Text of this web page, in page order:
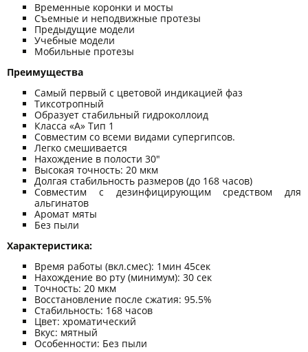
Временные коронки и мосты
Съемные и неподвижные протезы
Предыдущие модели
Учебные модели
Мобильные протезы
Преимущества
Самый первый с цветовой индикацией фаз
Тиксотропный
Образует стабильный гидроколлоид
Класса «А» Тип 1
Совместим со всеми видами супергипсов.
Легко смешивается
Нахождение в полости 30"
Высокая точность: 20 мкм
Долгая стабильность размеров (до 168 часов)
Совместим с дезинфицирующим средством для
альгинатов
Аромат мяты
Без пыли
Характеристика:
Время работы (вкл.смес): 1мин 45сек
Нахождение во рту (минимум): 30 сек
Точность: 20 мкм
Восстановление после сжатия: 95.5%
Стабильность: 168 часов
Цвет: хроматический
Вкус: мятный
Особенности: Без пыли